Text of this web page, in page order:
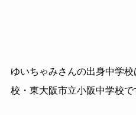
ゆいちゃみさんの出身中学
校・東大阪市立小阪中学校で